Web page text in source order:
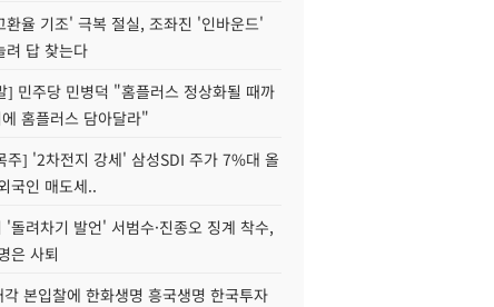
환율 기조' 극복 절실, 조좌진 '인바운드'
려 답 찾는다
] 민주당 민병덕 "홈플러스 정상화될 때까
홈플러스 담아달라"
주] '2차전지 강세' 삼성SDI 주가 7%대 올
국인 매도세..
'돌려차기 발언' 서범수·진종오 징계 착수,
은 사퇴
본입찰에 한화생명 흥국생명 한국투자